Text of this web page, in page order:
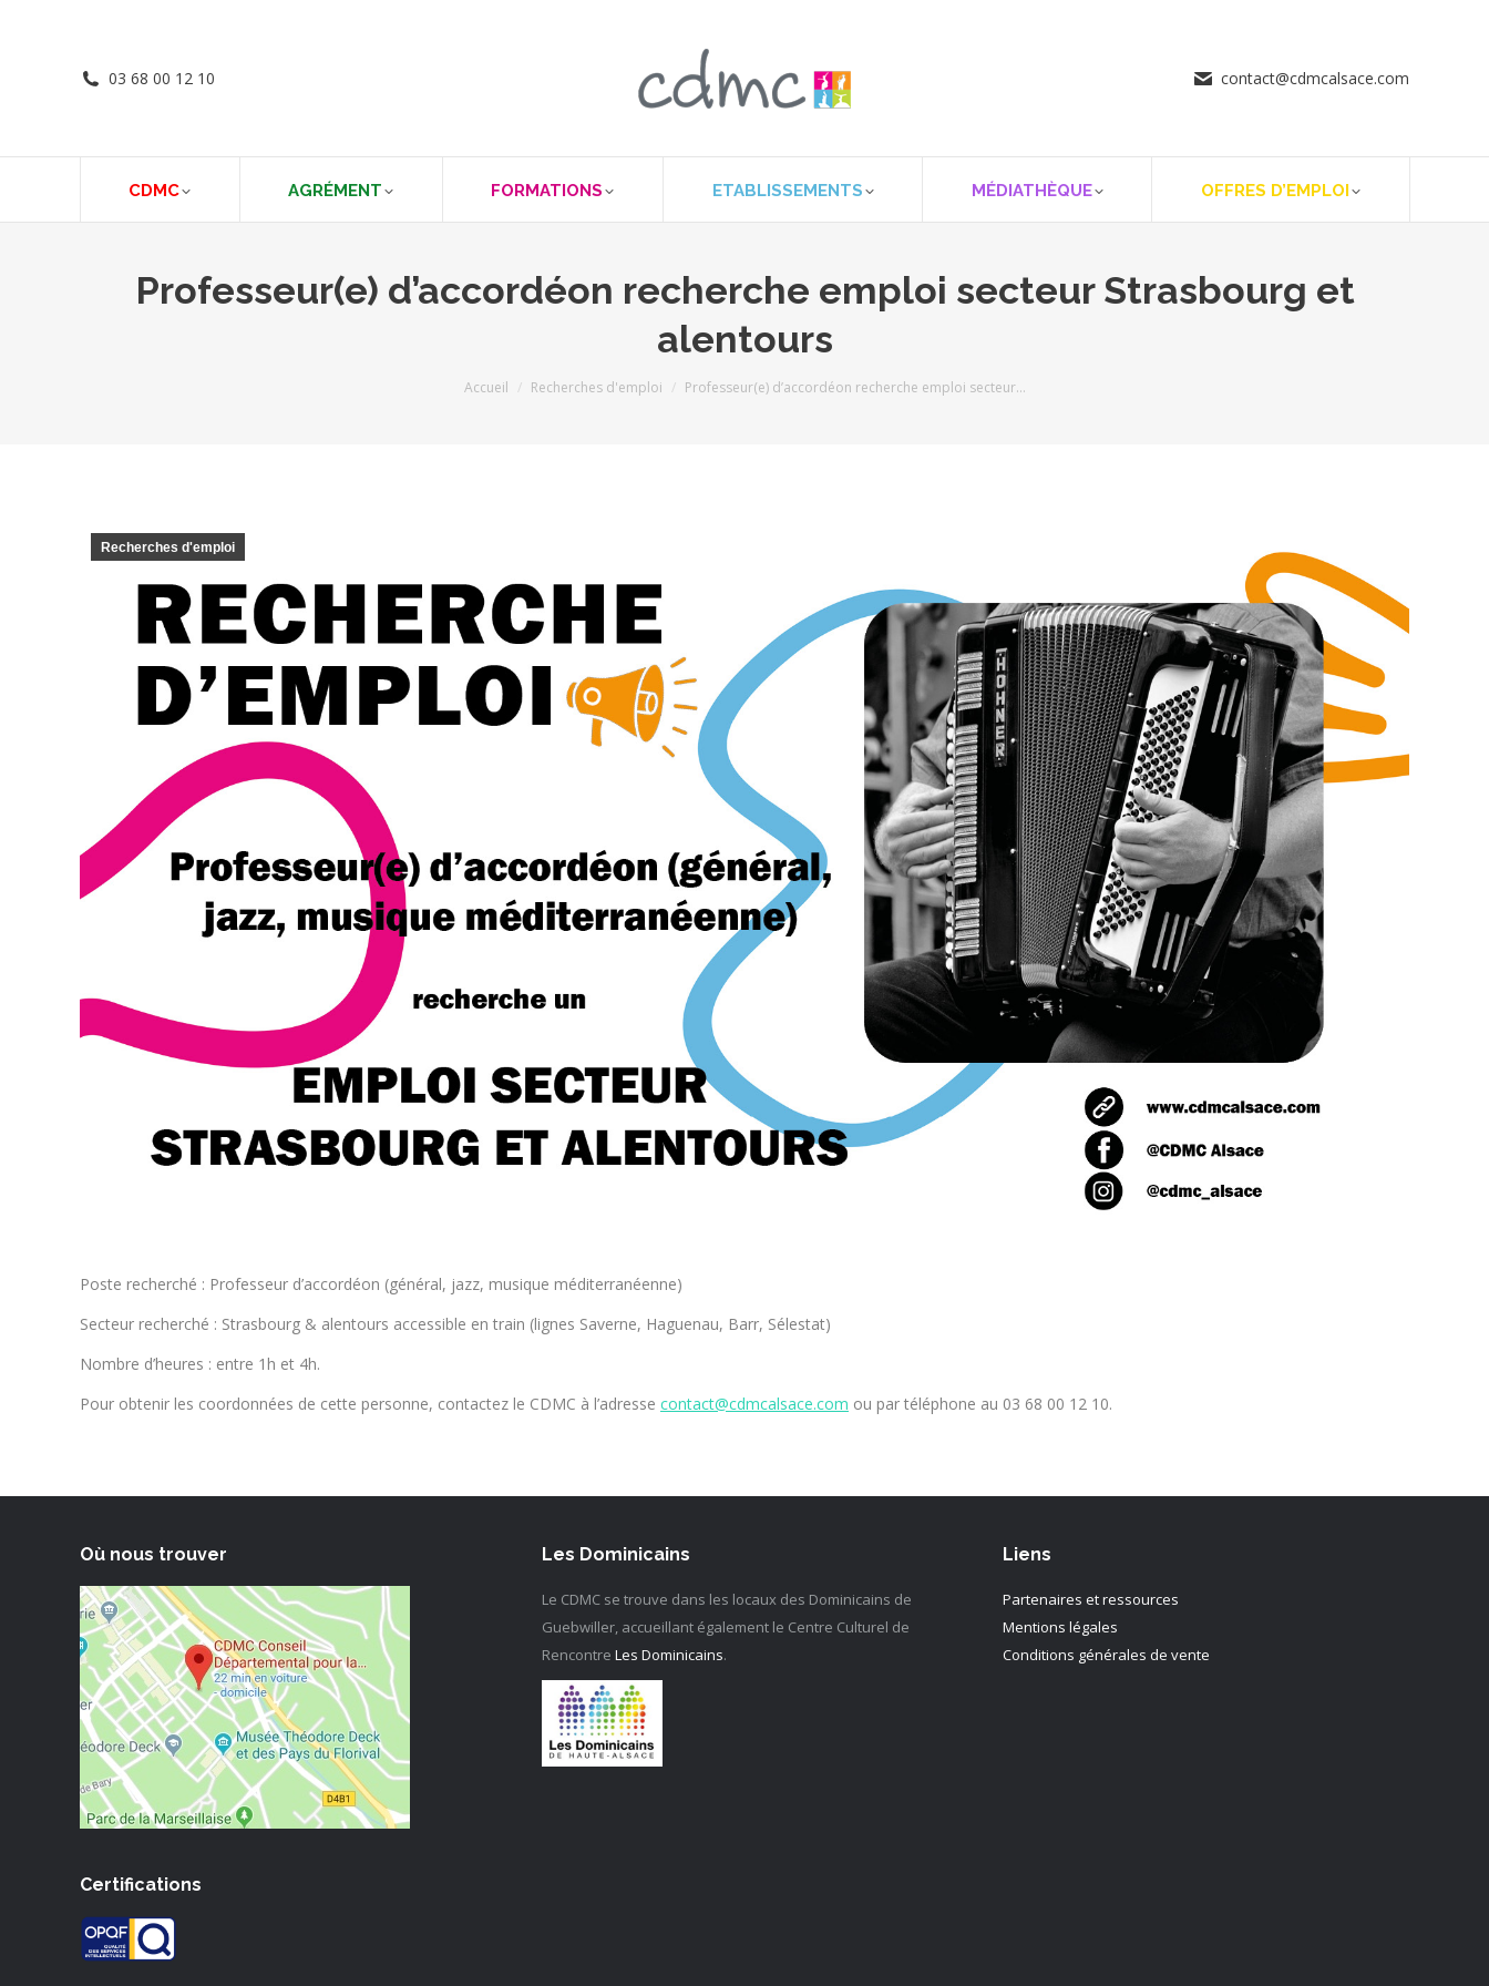
03 68 00 12 10 contact@cdmcalsace.com
CDMC AGRÉMENT FORMATIONS ETABLISSEMENTS MÉDIATHÈQUE OFFRES D’EMPLOI
Professeur(e) d’accordéon recherche emploi secteur Strasbourg et
alentours
Vous êtes ici :
Accueil Recherches d'emploi Professeur(e) d’accordéon recherche emploi secteur…
Recherches d'emploi
Poste recherché : Professeur d’accordéon (général, jazz, musique méditerranéenne)
Secteur recherché : Strasbourg & alentours accessible en train (lignes Saverne, Haguenau, Barr, Sélestat)
Nombre d’heures : entre 1h et 4h.
Pour obtenir les coordonnées de cette personne, contactez le CDMC à l’adresse contact@cdmcalsace.com ou par téléphone au 03 68 00 12 10.
Où nous trouver Les Dominicains
Le CDMC se trouve dans les locaux des Dominicains de
Guebwiller, accueillant également le Centre Culturel de
Rencontre Les Dominicains.
Liens
Partenaires et ressources
Mentions légales
Conditions générales de vente
Certifications